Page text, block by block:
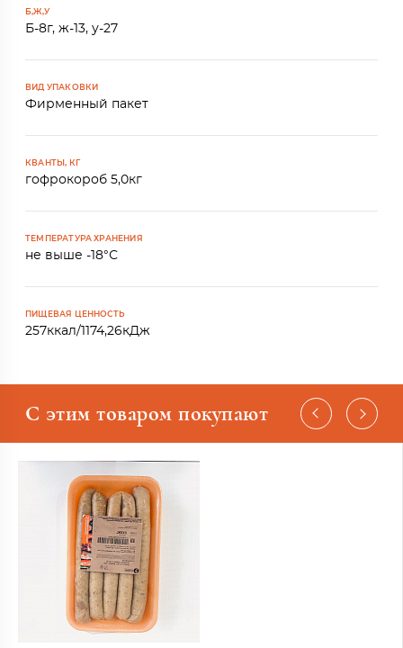
Б,Ж,У
Б-8г, ж-13, у-27
ВИД УПАКОВКИ
Фирменный пакет
КВАНТЫ, КГ
гофрокороб 5,0кг
ТЕМПЕРАТУРА ХРАНЕНИЯ
не выше -18°С
ПИЩЕВАЯ ЦЕННОСТЬ
257ккал/1174,26кДж
С этим товаром покупают